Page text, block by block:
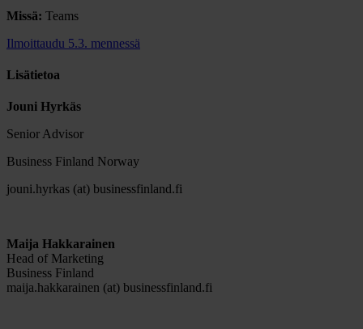
Missä: Teams
Ilmoittaudu 5.3. mennessä
Lisätietoa
Jouni Hyrkäs
Senior Advisor
Business Finland Norway
jouni.hyrkas (at) businessfinland.fi
Maija Hakkarainen
Head of Marketing
Business Finland
maija.hakkarainen (at) businessfinland.fi